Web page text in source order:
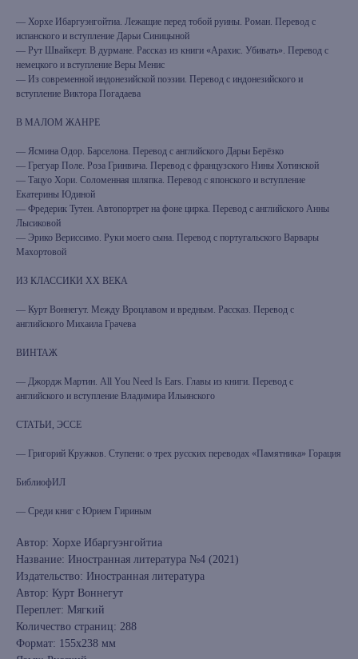
— Хорхе Ибаргуэнгойтиа. Лежащие перед тобой руины. Роман. Перевод с
испанского и вступление Дарьи Синицыной
— Рут Швайкерт. В дурмане. Рассказ из книги «Арахис. Убивать». Перевод с
немецкого и вступление Веры Менис
— Из современной индонезийской поэзии. Перевод с индонезийского и
вступление Виктора Погадаева
В МАЛОМ ЖАНРЕ
— Ясмина Одор. Барселона. Перевод с английского Дарьи Берёзко
— Грегуар Поле. Роза Гринвича. Перевод с французского Нины Хотинской
— Тацуо Хори. Соломенная шляпка. Перевод с японского и вступление
Екатерины Юдиной
— Фредерик Тутен. Автопортрет на фоне цирка. Перевод с английского Анны
Лысиковой
— Эрико Вериссимо. Руки моего сына. Перевод с португальского Варвары
Махортовой
ИЗ КЛАССИКИ ХХ ВЕКА
— Курт Воннегут. Между Вроцлавом и вредным. Рассказ. Перевод с
английского Михаила Грачева
ВИНТАЖ
— Джордж Мартин. All You Need Is Ears. Главы из книги. Перевод с
английского и вступление Владимира Ильинского
СТАТЬИ, ЭССЕ
— Григорий Кружков. Ступени: о трех русских переводах «Памятника» Горация
БиблиофИЛ
— Среди книг с Юрием Гириным
Автор: Хорхе Ибаргуэнгойтиа
Название: Иностранная литература №4 (2021)
Издательство: Иностранная литература
Автор: Курт Воннегут
Переплет: Мягкий
Количество страниц: 288
Формат: 155х238 мм